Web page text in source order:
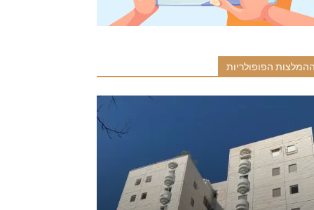
הפופולריות